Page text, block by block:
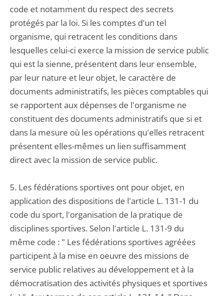
code et notamment du respect des secrets
protégés par la loi. Si les comptes d'un tel
organisme, qui retracent les conditions dans
lesquelles celui-ci exerce la mission de service public
qui est la sienne, présentent dans leur ensemble,
par leur nature et leur objet, le caractère de
documents administratifs, les pièces comptables qui
se rapportent aux dépenses de l'organisme ne
constituent des documents administratifs que si et
dans la mesure où les opérations qu'elles retracent
présentent elles-mêmes un lien suffisamment
direct avec la mission de service public.
5. Les fédérations sportives ont pour objet, en
application des dispositions de l'article L. 131-1 du
code du sport, l'organisation de la pratique de
disciplines sportives. Selon l'article L. 131-9 du
même code : " Les fédérations sportives agréées
participent à la mise en oeuvre des missions de
service public relatives au développement et à la
démocratisation des activités physiques et sportives